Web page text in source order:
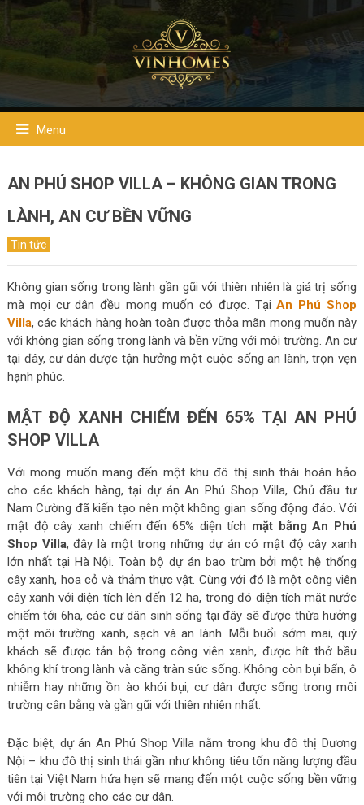
Menu
AN PHÚ SHOP VILLA – KHÔNG GIAN TRONG
LÀNH, AN CƯ BỀN VỮNG
Tin tức
Không gian sống trong lành gần gũi với thiên nhiên là giá trị sống
mà mọi cư dân đều mong muốn có được. TạiAn Phú Shop
Villa, các khách hàng hoàn toàn được thỏa mãn mong muốn này
với không gian sống trong lành và bền vững với môi trường. An cư
tại đây, cư dân được tận hưởng một cuộc sống an lành, trọn vẹn
hạnh phúc.
MẬT ĐỘ XANH CHIẾM ĐẾN 65% TẠI AN PHÚ
SHOP VILLA
Với mong muốn mang đến một khu đô thị sinh thái hoàn hảo
cho các khách hàng, tại dự án An Phú Shop Villa, Chủ đầu tư
Nam Cường đã kiến tạo nên một không gian sống động đáo. Với
mật độ cây xanh chiếm đến 65% diện tích mặt bằng An Phú
Shop Villa, đây là một trong những dự án có mật độ cây xanh
lớn nhất tại Hà Nội. Toàn bộ dự án bao trùm bởi một hệ thống
cây xanh, hoa cỏ và thảm thực vật. Cùng với đó là một công viên
cây xanh với diện tích lên đến 12 ha, trong đó diện tích mặt nước
chiếm tới 6ha, các cư dân sinh sống tại đây sẽ được thừa hưởng
một môi trường xanh, sạch và an lành. Mỗi buổi sớm mai, quý
khách sẽ được tản bộ trong công viên xanh, được hít thở bầu
không khí trong lành và căng tràn sức sống. Không còn bụi bẩn, ô
nhiễm hay những ồn ào khói bụi, cư dân được sống trong môi
trường cân bằng và gần gũi với thiên nhiên nhất.
Đặc biệt, dự án An Phú Shop Villa nằm trong khu đô thị Dương
Nội – khu đô thị sinh thái gần như không tiêu tốn năng lượng đầu
tiên tại Việt Nam hứa hẹn sẽ mang đến một cuộc sống bền vững
với môi trường cho các cư dân.